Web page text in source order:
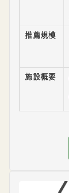
推薦規模
施設概要